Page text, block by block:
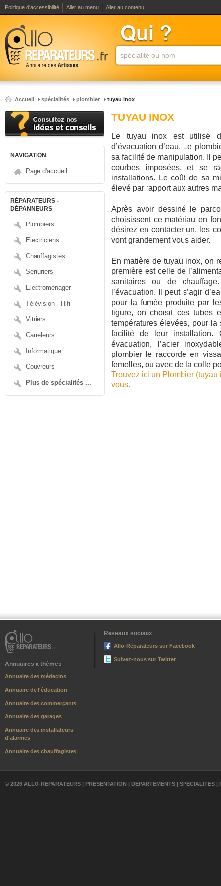
Politique d'accessibilité Aller au menu Aller au contenu
Accueil spécialités plombier tuyau inox
NAVIGATION
Page d'accueil
RÉPARATEURS -
DÉPANNEURS
Plombiers
Electriciens
Chauffagistes
Serruriers
Electroménager
Télévision - Hifi
Vitriers
Carreleurs
Informatique
Couvreurs
Plus de spécialités ...
TUYAU INOX
Le tuyau inox est utilisé
d’évacuation d’eau. Le
sa facilité de manipulation. Il
courbes imposées, et se
installations. Le coût de sa
élevé par rapport aux autres
Après avoir dessiné le
choisissent ce matériau en
désirez en contacter un, les
vont grandement vous aider.
En matière de tuyau inox, on
première est celle de
sanitaires ou de
l’évacuation. Il peut s’agir
pour la fumée produite par
figure, on choisit ces tubes
températures élevées, pour la
facilité de leur
évacuation, l’acier
plombier le raccorde en
femelles, ou avec de la colle
Trouvez ici un Plombier
vous.
Annuaires à thèmes
Annuaire des médecins
Annuaire de l'éducation
Annuaire des commerçants
Annuaire des garages
Annuaire des installateurs
d'alarmes
Annuaire des chauffagistes
Réseaux sociaux
Allo-Réparateurs sur Facebook
Suivez-nous sur Twitter
© 2026 ALLO-RÉPARATEURS | PRÉSENTATION | DÉPARTEMENTS | SPÉCIALITÉS |